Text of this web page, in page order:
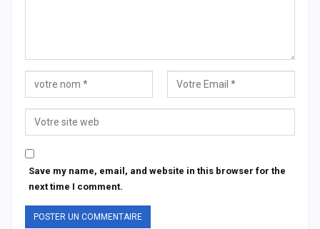
Save my name, email, and website in this browser for the
next time I comment.